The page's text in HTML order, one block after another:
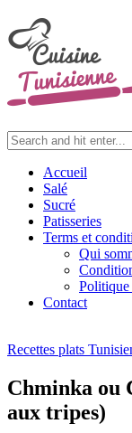
Accueil
Salé
Sucré
Patisseries
Terms et
Qui
Politique
Contact
Recettes plats
Chminka ou
aux tripes)